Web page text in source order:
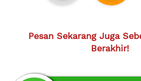
Pesan Sekarang Juga
Berakhir!